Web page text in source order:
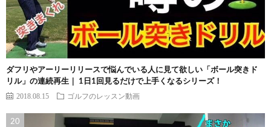
ダフリやアーリーリリースで悩んでいる人に見て欲しい「ボール突きド
リル」の連続再生｜ 1日1回見るだけで上手くなるシリーズ！
2018.08.15 ゴルフのレッスン動画